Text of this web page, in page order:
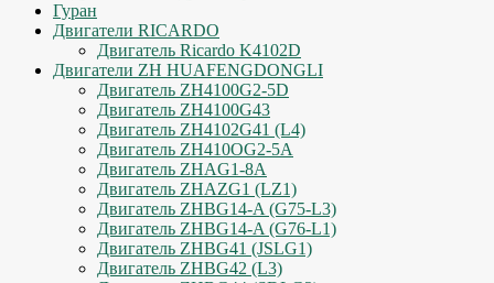
Гуран
Двигатели RICARDO
Двигатель Ricardo K4102D
Двигатели ZH HUAFENGDONGLI
Двигатель ZH4100G2-5D
Двигатель ZH4100G43
Двигатель ZH4102G41 (L4)
Двигатель ZH410OG2-5A
Двигатель ZHAG1-8A
Двигатель ZHAZG1 (LZ1)
Двигатель ZHBG14-A (G75-L3)
Двигатель ZHBG14-A (G76-L1)
Двигатель ZHBG41 (JSLG1)
Двигатель ZHBG42 (L3)